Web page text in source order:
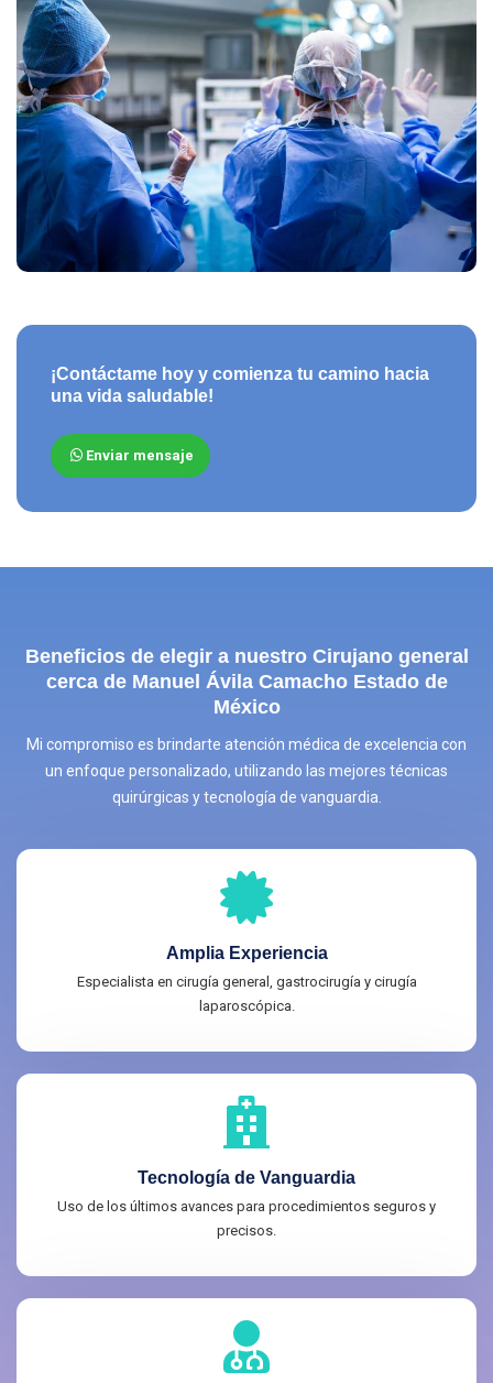
¡Contáctame hoy y comienza tu camino hacia
una vida saludable!
Enviar mensaje
Beneficios de elegir a nuestro Cirujano general
cerca de Manuel Ávila Camacho Estado de
México
Mi compromiso es brindarte atención médica de excelencia con
un enfoque personalizado, utilizando las mejores técnicas
quirúrgicas y tecnología de vanguardia.
Amplia Experiencia
Especialista en cirugía general, gastrocirugía y cirugía
laparoscópica.
Tecnología de Vanguardia
Uso de los últimos avances para procedimientos seguros y
precisos.